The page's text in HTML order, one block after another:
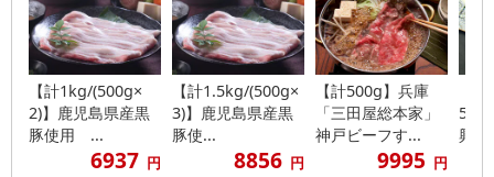
【計1kg/(500g×
2)】鹿児島県産黒
豚使用 ...
6937 円
【計1.5kg/(500g×
3)】鹿児島県産黒
豚使...
8856 円
【計500g】兵庫
「三田屋総本家」
神戸ビーフす...
9995 円
興フ